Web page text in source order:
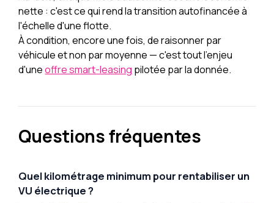
nette : c'est ce qui rend la transition autofinancée à
l'échelle d'une flotte.
À condition, encore une fois, de raisonner par
véhicule et non par moyenne — c'est tout l'enjeu
d'uneoffre smart-leasing pilotée par la donnée.
Questions fréquentes
Quel kilométrage minimum pour rentabiliser un
VU électrique ?